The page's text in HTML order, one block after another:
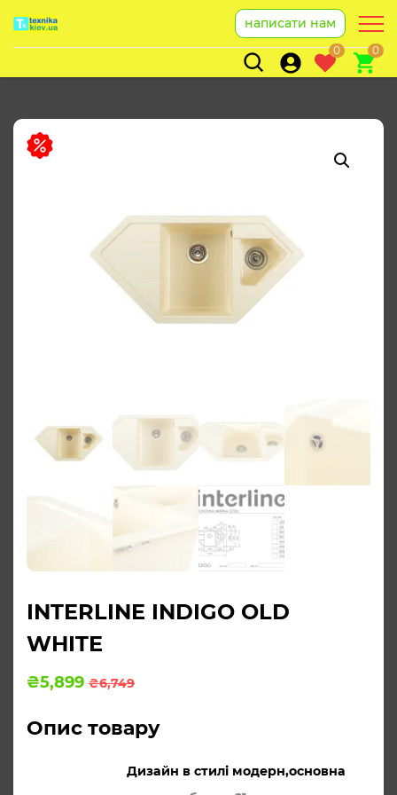
написати нам
0 0
INTERLINE INDIGO OLD
WHITE
₴6,749
Оригінальна
₴5,899
Поточна
Опис товару
Дизайн в стилі модерн,основна